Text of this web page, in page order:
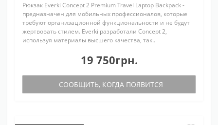
Рюкзак Everki Concept 2 Premium Travel Laptop Backpack -
предназначен для мобильных профессионалов, которые
требуют организационной функциональности и не будут
жертвовать стилем. Everki разработали Concept 2,
используя материалы высшего качества, так..
19 750грн.
СООБЩИТЬ, КОГДА ПОЯВИТСЯ